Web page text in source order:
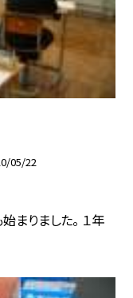
05/22
まりました。 １年